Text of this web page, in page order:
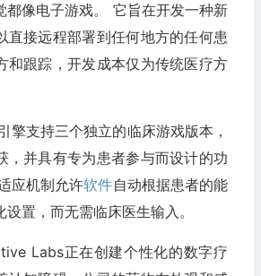
都像电子游戏。 它旨在开发一种新
直接远程部署到任何地方的任何患
和跟踪，开发成本仅为传统医疗方
擎支持三个独立的临床游戏版本，
，并具有专为患者参与而设计的功
应机制允许软件自动根据患者的能
置，而无需临床医生输入。
Labs正在创建个性化的数字疗